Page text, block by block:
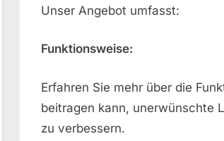
Unser Angebot umfasst:
Funktionsweise:
Erfahren Sie mehr über die
beitragen kann, unerwünschte
zu verbessern.